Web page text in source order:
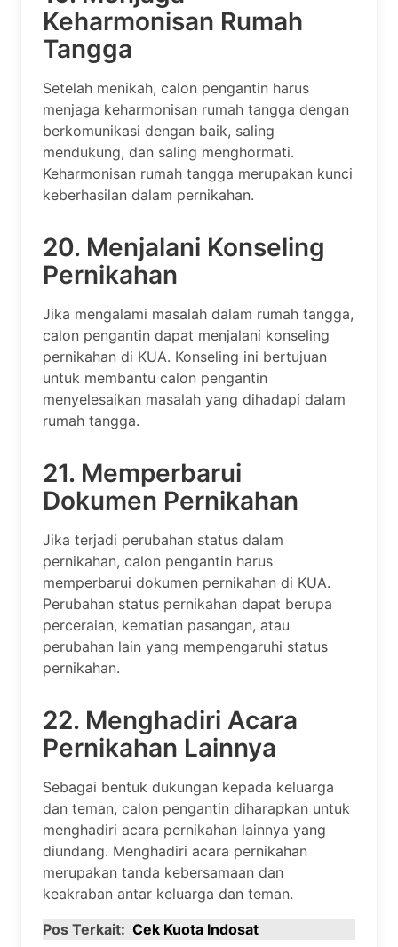
Keharmonisan Rumah
Tangga
Setelah menikah, calon pengantin harus
menjaga keharmonisan rumah tangga dengan
berkomunikasi dengan baik, saling
mendukung, dan saling menghormati.
Keharmonisan rumah tangga merupakan kunci
keberhasilan dalam pernikahan.
20. Menjalani Konseling
Pernikahan
Jika mengalami masalah dalam rumah tangga,
calon pengantin dapat menjalani konseling
pernikahan di KUA. Konseling ini bertujuan
untuk membantu calon pengantin
menyelesaikan masalah yang dihadapi dalam
rumah tangga.
21. Memperbarui
Dokumen Pernikahan
Jika terjadi perubahan status dalam
pernikahan, calon pengantin harus
memperbarui dokumen pernikahan di KUA.
Perubahan status pernikahan dapat berupa
perceraian, kematian pasangan, atau
perubahan lain yang mempengaruhi status
pernikahan.
22. Menghadiri Acara
Pernikahan Lainnya
Sebagai bentuk dukungan kepada keluarga
dan teman, calon pengantin diharapkan untuk
menghadiri acara pernikahan lainnya yang
diundang. Menghadiri acara pernikahan
merupakan tanda kebersamaan dan
keakraban antar keluarga dan teman.
Pos Terkait: Cek Kuota Indosat